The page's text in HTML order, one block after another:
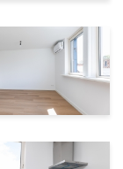
en
voor